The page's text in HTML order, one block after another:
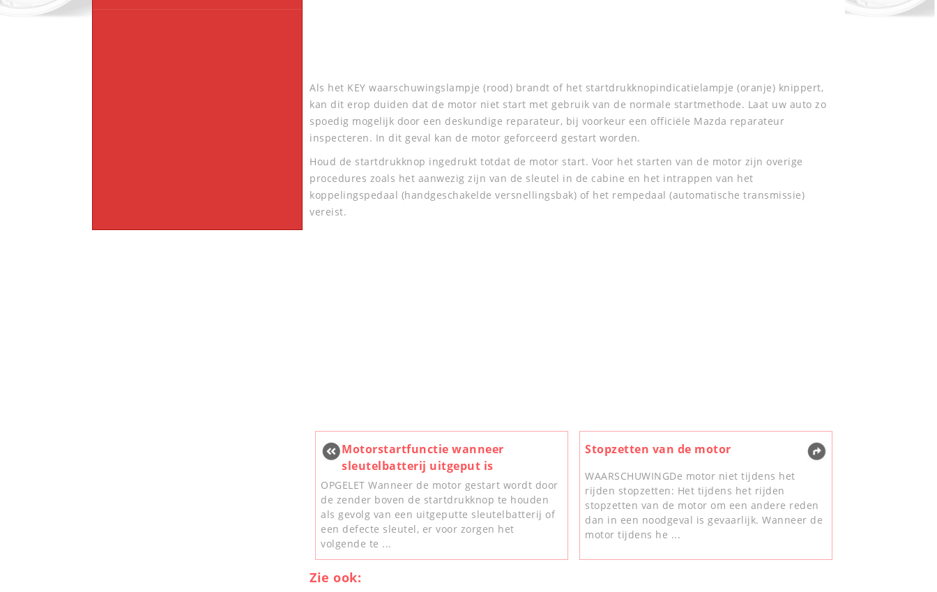
Als het KEY waarschuwingslampje (rood) brandt of het startdrukknopindicatielampje (oranje) knippert,
kan dit erop duiden dat de motor niet start met gebruik van de normale startmethode. Laat uw auto zo
spoedig mogelijk door een deskundige reparateur, bij voorkeur een officiële Mazda reparateur
inspecteren. In dit geval kan de motor geforceerd gestart worden.
Houd de startdrukknop ingedrukt totdat de motor start. Voor het starten van de motor zijn overige
procedures zoals het aanwezig zijn van de sleutel in de cabine en het intrappen van het
koppelingspedaal (handgeschakelde versnellingsbak) of het rempedaal (automatische transmissie)
vereist.
Motorstartfunctie wanneer
sleutelbatterij uitgeput is
OPGELET Wanneer de motor gestart wordt door
de zender boven de startdrukknop te houden
als gevolg van een uitgeputte sleutelbatterij of
een defecte sleutel, er voor zorgen het
volgende te ...
Stopzetten van de motor
WAARSCHUWINGDe motor niet tijdens het
rijden stopzetten: Het tijdens het rijden
stopzetten van de motor om een andere reden
dan in een noodgeval is gevaarlijk. Wanneer de
motor tijdens he ...
Zie ook: